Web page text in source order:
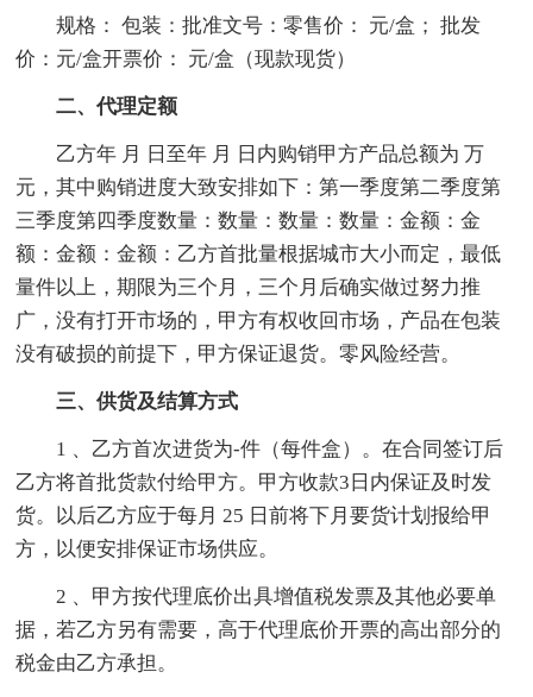
规格： 包装：批准文号：零售价： 元/盒； 批发
价：元/盒开票价： 元/盒（现款现货）
二、代理定额
乙方年 月 日至年 月 日内购销甲方产品总额为 万
元，其中购销进度大致安排如下：第一季度第二季度第
三季度第四季度数量：数量：数量：数量：金额：金
额：金额：金额：乙方首批量根据城市大小而定，最低
量件以上，期限为三个月，三个月后确实做过努力推
广，没有打开市场的，甲方有权收回市场，产品在包装
没有破损的前提下，甲方保证退货。零风险经营。
三、供货及结算方式
1 、乙方首次进货为-件（每件盒）。在合同签订后
乙方将首批货款付给甲方。甲方收款3日内保证及时发
货。以后乙方应于每月 25 日前将下月要货计划报给甲
方，以便安排保证市场供应。
2 、甲方按代理底价出具增值税发票及其他必要单
据，若乙方另有需要，高于代理底价开票的高出部分的
税金由乙方承担。